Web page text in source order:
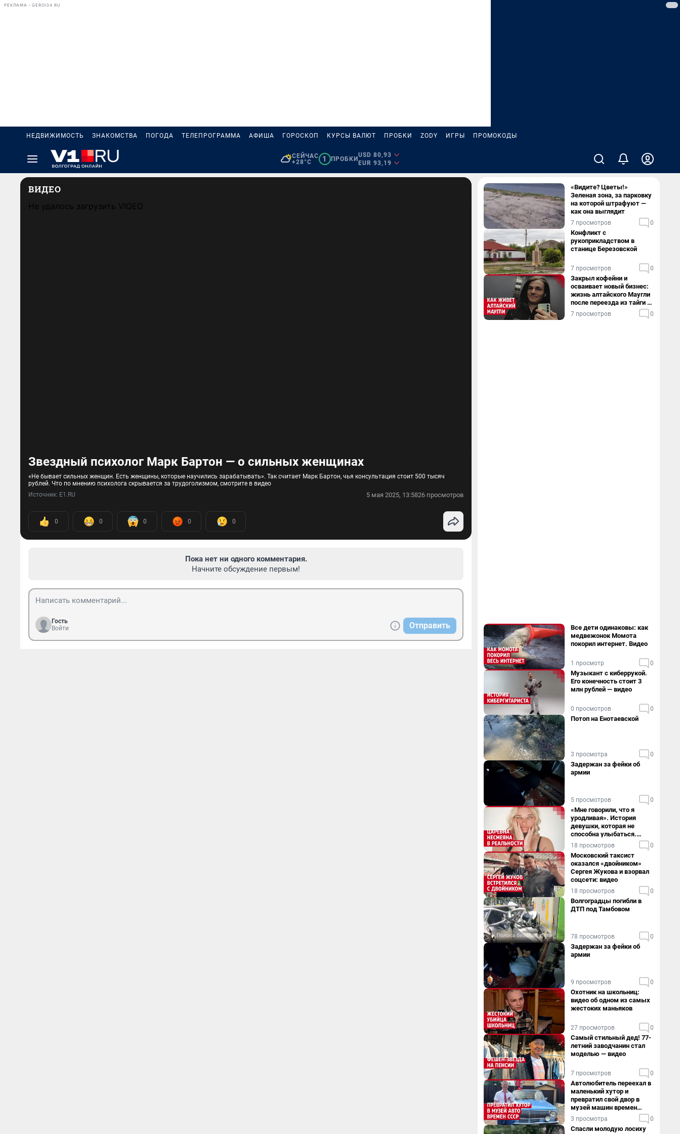
РЕКЛАМА • GEROI34.RU
НЕДВИЖИМОСТЬ ЗНАКОМСТВА ПОГОДА ТЕЛЕПРОГРАММА АФИША ГОРОСКОП КУРСЫ ВАЛЮТ ПРОБКИ ZODY ИГРЫ ПРОМОКОДЫ
СЕЙЧАС
+28°C
1 ПРОБКИ
USD 80,93
EUR 93,19
ВИДЕО
Не удалось загрузить VIQEO
Звездный психолог Марк Бартон — о сильных женщинах
«Не бывает сильных женщин. Есть женщины, которые научились зарабатывать». Так считает Марк Бартон, чья консультация стоит 500 тысяч
рублей. Что по мнению психолога скрывается за трудоголизмом, смотрите в видео
Источник: E1.RU 5 мая 2025, 13:5826 просмотров
0 0 0 0 0
Пока нет ни одного комментария.
Начните обсуждение первым!
Гость
Войти
Отправить
«Видите? Цветы!»
Зеленая зона, за парковку
на которой штрафуют —
как она выглядит
7 просмотров 0
Конфликт с
рукоприкладством в
станице Березовской
7 просмотров 0
Закрыл кофейни и
осваивает новый бизнес:
жизнь алтайского Маугли
после переезда из тайги в
столицу
7 просмотров 0
Все дети одинаковы: как
медвежонок Момота
покорил интернет. Видео
1 просмотр 0
Музыкант с киберрукой.
Его конечность стоит 3
млн рублей — видео
0 просмотров 0
Потоп на Енотаевской
3 просмотра 0
Задержан за фейки об
армии
5 просмотров 0
«Мне говорили, что я
уродливая». История
девушки, которая не
способна улыбаться.
Видео
18 просмотров 0
Московский таксист
оказался «двойником»
Сергея Жукова и взорвал
соцсети: видео
18 просмотров 0
Волгоградцы погибли в
ДТП под Тамбовом
78 просмотров 0
Задержан за фейки об
армии
9 просмотров 0
Охотник на школьниц:
видео об одном из самых
жестоких маньяков
27 просмотров 0
Самый стильный дед! 77-
летний заводчанин стал
моделью — видео
7 просмотров 0
Автолюбитель переехал в
маленький хутор и
превратил свой двор в
музей машин времен
СССР. Видео
3 просмотра 0
Спасли молодую лосиху